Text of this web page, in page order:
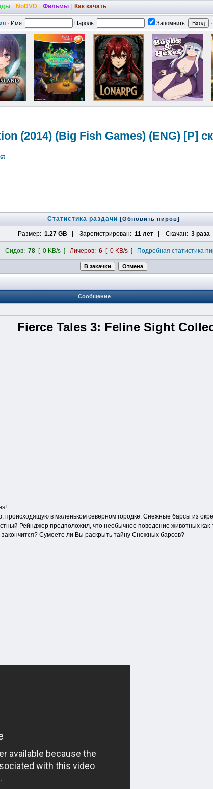
NoDVD Фильмы Как качать
· Имя: Пароль: Запомнить ·
(2014) (Big Fish Games) (ENG) [P]
Статистика раздачи [Обновить пиров]
Размер: 1.27 GB | Зарегистрирован: 11 лет| Скачан: 3 раза
Сидов: 78[ 0 KB/s ] Личеров: 6[ 0 KB/s ] Подробная статистика
Сообщение
Fierce Tales 3: Feline Sight
происходящую в маленьком северном городке. Снежные барсы из
Рейнджер предположил, что необычное поведение животных
Сумеете ли Вы раскрыть тайну Снежных барсов?